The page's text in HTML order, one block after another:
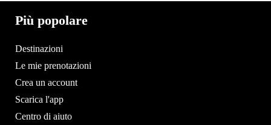
Più popolare
Destinazioni
Le mie prenotazioni
Crea un account
Scarica l'app
Centro di aiuto